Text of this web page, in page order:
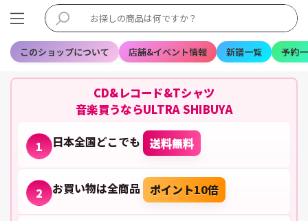
このショップについて 店舗&イベント情報 新譜一覧 予約
CD&レコード&Tシャツ
音楽買うならULTRA SHIBUYA
1 日本全国どこでも 送料無料
2 お買い物は全商品 ポイント10倍